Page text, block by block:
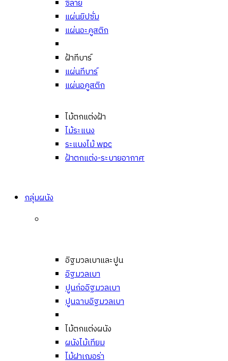
ซีลาย
แผ่นยิปซั่ม
แผ่นอะคูสติก
ฝ้าทีบาร์
แผ่นทีบาร์
แผ่นอคูสติก
ไม้ตกแต่งฝ้า
ไม้ระแนง
ระแนงไม้ wpc
ฝ้าตกแต่ง-ระบายอากาศ
กลุ่มผนัง
อิฐมวลเบาและปูน
อิฐมวลเบา
ปูนก่ออิฐมวลเบา
ปูนฉาบอิฐมวลเบา
ไม้ตกแต่งผนัง
ผนังไม้เทียม
ไม้ฝาเฌอร่า